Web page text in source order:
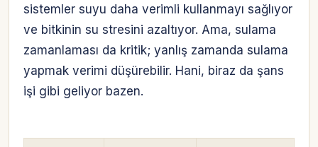
sistemler suyu daha verimli kullanmayı sağlıyor
ve bitkinin su stresini azaltıyor. Ama, sulama
zamanlaması da kritik; yanlış zamanda sulama
yapmak verimi düşürebilir. Hani, biraz da şans
işi gibi geliyor bazen.